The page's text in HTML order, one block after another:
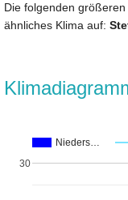
Die folgenden
ähnliches Klima auf:
Nieders…
30